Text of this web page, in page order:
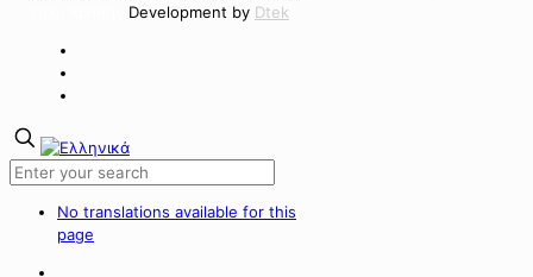
Development by Dtek
No translations available for this
page